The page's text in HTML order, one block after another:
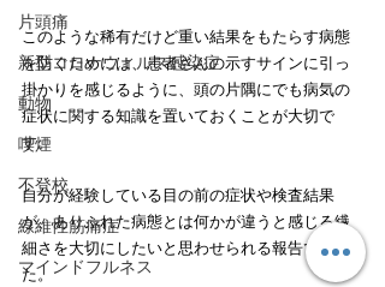
片頭痛
新型コロナウィルス感染症
動物
喫煙
不登校
線維性筋痛症
マインドフルネス
このような稀有だけど重い結果をもたらす病態
を防ぐためには、患者さんの示すサインに引っ
掛かりを感じるように、頭の片隅にでも病気の
症状に関する知識を置いておくことが大切で
す。
自分が経験している目の前の症状や検査結果
が、ありふれた病態とは何かが違うと感じる繊
細さを大切にしたいと思わせられる報告でし
た。